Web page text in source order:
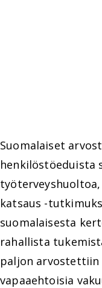
Suomalaiset
henkilöstöeduista
katsaus -
suomalaisesta
rahallista
paljon
vapaaehtoisia